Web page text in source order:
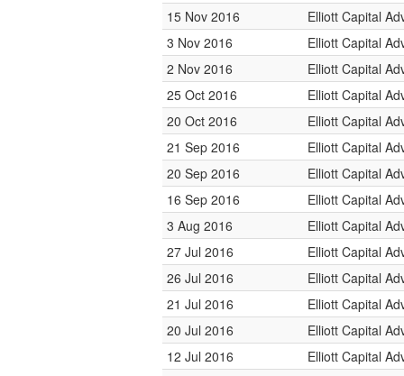
15 Nov 2016
Elliott Capital
3 Nov 2016
Elliott Capital
2 Nov 2016
Elliott Capital
25 Oct 2016
Elliott Capital
20 Oct 2016
Elliott Capital
21 Sep 2016
Elliott Capital
20 Sep 2016
Elliott Capital
16 Sep 2016
Elliott Capital
3 Aug 2016
Elliott Capital
27 Jul 2016
Elliott Capital
26 Jul 2016
Elliott Capital
21 Jul 2016
Elliott Capital
20 Jul 2016
Elliott Capital
12 Jul 2016
Elliott Capital